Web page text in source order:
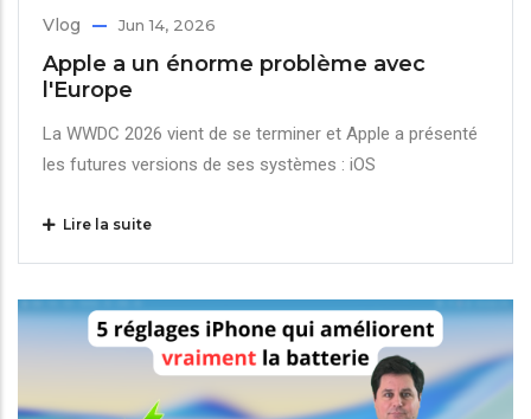
Vlog Jun 14, 2026
Apple a un énorme problème avec
l'Europe
La WWDC 2026 vient de se terminer et Apple a présenté
les futures versions de ses systèmes : iOS
Lire la suite